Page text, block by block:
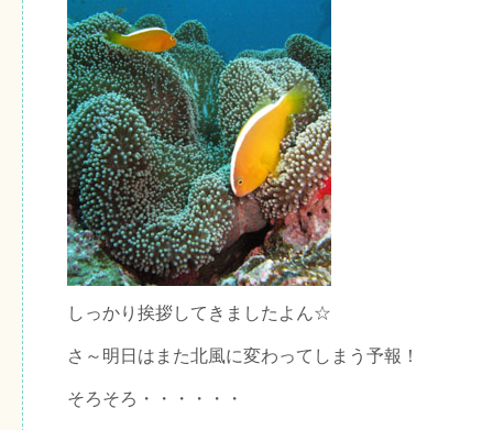
しっかり挨拶してきましたよん☆
さ～明日はまた北風に変わってしまう予報！
そろそろ・・・・・・